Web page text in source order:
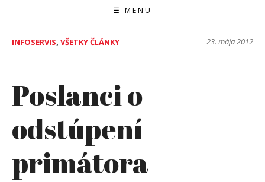
☰ MENU
INFOSERVIS, VŠETKY ČLÁNKY 23. mája 2012
Poslanci o
odstúpení
primátora